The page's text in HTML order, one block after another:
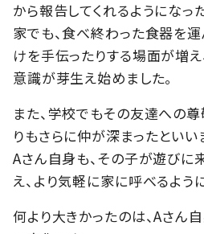
から報告してくれるようになっ
家でも、食べ終わった食器を
けを手伝ったりする場面が増
意識が芽生え始めました。
また、学校でもその友達への
りもさらに仲が深まったといい
Aさん自身も、その子が遊びに
え、より気軽に家に呼べるよう
何より大きかったのは、Aさん